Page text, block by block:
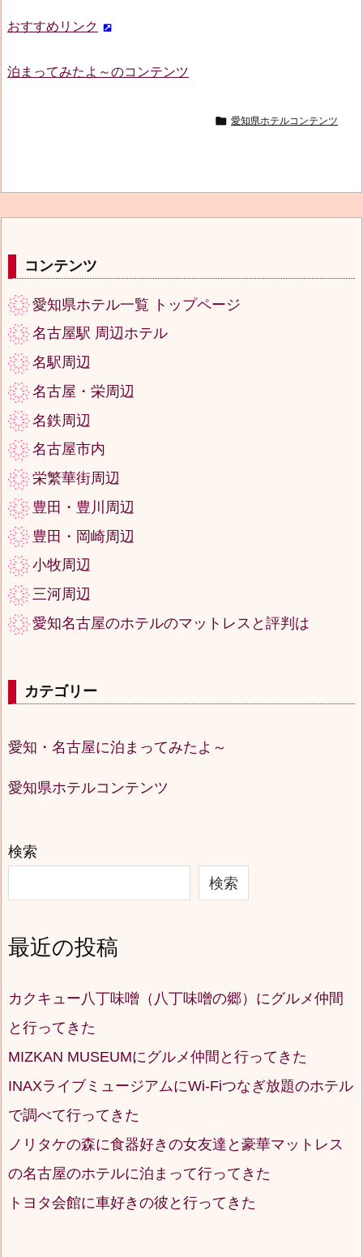
おすすめリンク
泊まってみたよ～のコンテンツ
 愛知県ホテルコンテンツ
コンテンツ
愛知県ホテル一覧 トップページ
名古屋駅 周辺ホテル
名駅周辺
名古屋・栄周辺
名鉄周辺
名古屋市内
栄繁華街周辺
豊田・豊川周辺
豊田・岡崎周辺
小牧周辺
三河周辺
愛知名古屋のホテルのマットレスと評判は
カテゴリー
愛知・名古屋に泊まってみたよ～
愛知県ホテルコンテンツ
検索
検索
最近の投稿
カクキュー八丁味噌（八丁味噌の郷）にグルメ仲間
と行ってきた
MIZKAN MUSEUMにグルメ仲間と行ってきた
INAXライブミュージアムにWi-Fiつなぎ放題のホテル
で調べて行ってきた
ノリタケの森に食器好きの女友達と豪華マットレス
の名古屋のホテルに泊まって行ってきた
トヨタ会館に車好きの彼と行ってきた